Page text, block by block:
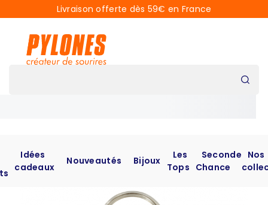
Livraison offerte dès 59€ en France
Idées
cadeaux
Nouveautés Bijoux
Les
Tops
Seconde
Chance
Nos